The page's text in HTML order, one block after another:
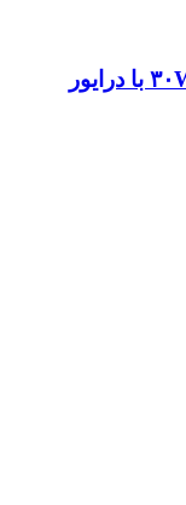
ال ای دی COB سفید مهتابی ۳۰W 220V با درایور